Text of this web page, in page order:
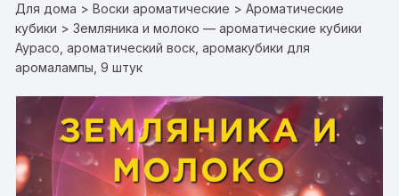
Для дома >Воски ароматические >Ароматические
кубики > Земляника и молоко — ароматические кубики
Аурасо, ароматический воск, аромакубики для
аромалампы, 9 штук